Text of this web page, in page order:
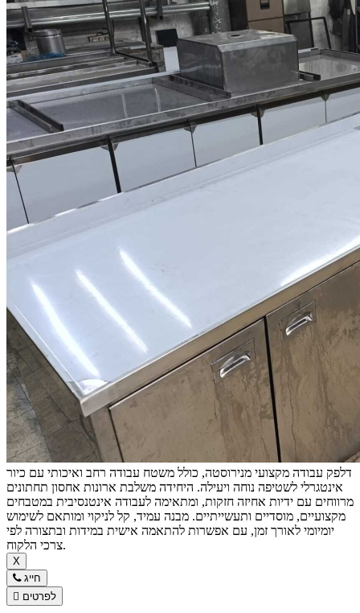
דלפק עבודה מקצועי מנירוסטה, כולל משטח עבודה רחב ואיכותי עם כיור
אינטגרלי לשטיפה נוחה ויעילה. היחידה משלבת ארונות אחסון תחתונים
מרווחים עם ידיות אחיזה חזקות, ומתאימה לעבודה אינטנסיבית במטבחים
מקצועיים, מוסדיים ותעשייתיים. מבנה עמיד, קל לניקוי ומותאם לשימוש
יומיומי לאורך זמן, עם אפשרות להתאמה אישית במידות ובתצורה לפי
צרכי הלקוח.
X
חייג
לפרטים